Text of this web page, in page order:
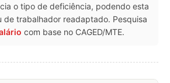
o tipo de deficiência, podendo esta
de trabalhador readaptado. Pesquisa
com base no CAGED/MTE.